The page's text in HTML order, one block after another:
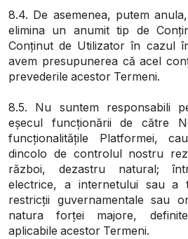
8.4. De asemenea, putem
elimina un anumit tip de
Conținut de Utilizator în cazul
avem presupunerea că acel
prevederile acestor Termeni.
8.5. Nu suntem responsabili
eșecul funcționării de către
funcționalitățile Platformei,
dincolo de controlul nostru
război, dezastru natural;
electrice, a internetului sau a
restricții guvernamentale sau
natura forței majore,
aplicabile acestor Termeni.